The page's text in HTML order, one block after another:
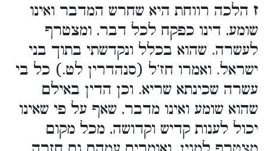
ז הלכה רווחת היא שחרש המדבר ואינו
שומע, דינו כפקח לכל דבר, ומצטרף
לעשרה. שהוא בכלל ונקדשתי בתוך בני
ישראל. ואמרו חז’ל (סנהדרין לט.) כל בי
עשרה שכינתא שריא. וכן הדין באילם
שהוא שומע ואינו מדבר, שאף על פי שאינו
יכול לענות קדיש וקדושה, מכל מקום